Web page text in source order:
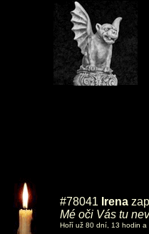
#78041 Irena
Mé oči Vás tu
Hoří už 80 dní, 13 hodin a